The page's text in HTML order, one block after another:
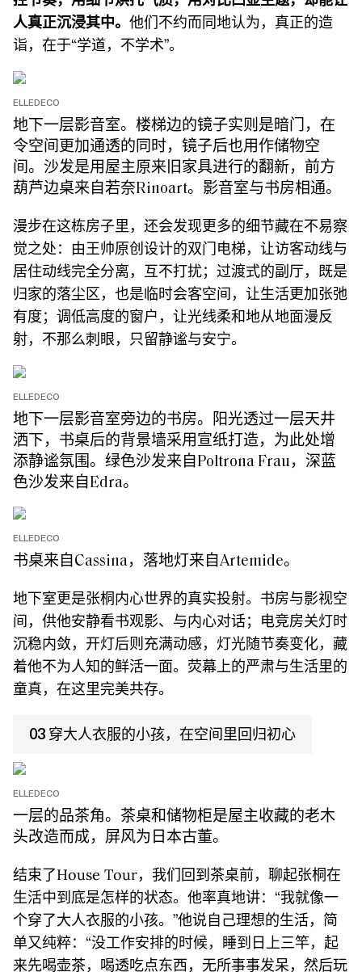
人真正沉浸其中。 他们不约而同地认为，真正的造
诣，在于“学道，不学术”。
ELLEDECO
地下一层影音室。楼梯边的镜子实则是暗门，在
令空间更加通透的同时，镜子后也用作储物空
间。沙发是用屋主原来旧家具进行的翻新，前方
葫芦边桌来自若奈Rinoart。影音室与书房相通。
漫步在这栋房子里，还会发现更多的细节藏在不易察
觉之处：由王帅原创设计的双门电梯，让访客动线与
居住动线完全分离，互不打扰；过渡式的副厅，既是
归家的落尘区，也是临时会客空间，让生活更加张弛
有度；调低高度的窗户，让光线柔和地从地面漫反
射，不那么刺眼，只留静谧与安宁。
ELLEDECO
地下一层影音室旁边的书房。阳光透过一层天井
洒下，书桌后的背景墙采用宣纸打造，为此处增
添静谧氛围。绿色沙发来自Poltrona Frau，深蓝
色沙发来自Edra。
ELLEDECO
书桌来自Cassina，落地灯来自Artemide。
地下室更是张桐内心世界的真实投射。书房与影视空
间，供他安静看书观影、与内心对话；电竞房关灯时
沉稳内敛，开灯后则充满动感，灯光随节奏变化，藏
着他不为人知的鲜活一面。荧幕上的严肃与生活里的
童真，在这里完美共存。
03 穿大人衣服的小孩，在空间里回归初心
ELLEDECO
一层的品茶角。茶桌和储物柜是屋主收藏的老木
头改造而成，屏风为日本古董。
结束了House Tour，我们回到茶桌前，聊起张桐在
生活中到底是怎样的状态。他率真地讲：“我就像一
个穿了大人衣服的小孩。”他说自己理想的生活，简
单又纯粹：“没工作安排的时候，睡到日上三竿，起
来先喝壶茶，喝透吃点东西，无所事事发呆，然后玩